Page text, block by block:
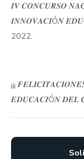
𝑰𝑽 𝑪𝑶𝑵𝑪𝑼𝑹𝑺𝑶
𝑰𝑵𝑵𝑶𝑽𝑨𝑪𝑰Ó𝑵
2022.
¡¡¡
𝑬𝑫𝑼𝑪𝑨𝑪𝑰Ó𝑵 𝑫𝑬𝑳